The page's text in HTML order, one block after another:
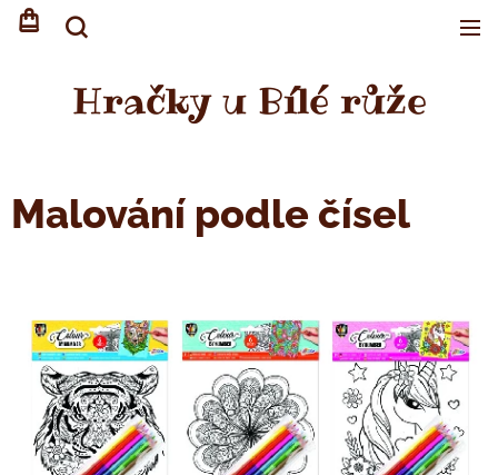
Hračky u Bílé růže
Malování podle čísel